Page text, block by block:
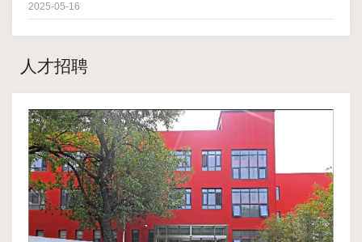
2025-05-16
人才招聘